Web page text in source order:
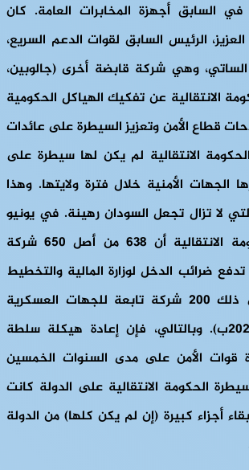
السابق أجهزة المخابرات العامة. كان
الرئيس السابق لقوات الدعم السريع،
وهي شركة قابضة أخرى (جالوبين،
الانتقالية عن تفكيك الهياكل الحكومية
قطاع الأمن وتعزيز السيطرة على عائدات
الانتقالية لم يكن لها سيطرة على
الجهات الأمنية خلال فترة ولايتها. وهذا
لا تزال تجعل السودان رهينة. في يونيو
2020، ذكرت الحكومة الانتقالية أن 638 من أصل 650 شركة
ضرائب الدخل لوزارة المالية والتخطيط
الاقتصادي، بما في ذلك 200 شركة تابعة للجهات العسكرية
(سودان تريبيون، 2021ب). وبالتالي، فإن إعادة هيكلة سلطة
قوات الأمن على مدى السنوات الخمسين
الحكومة الانتقالية على الدولة كانت
أجزاء كبيرة (إن لم يكن كلها) من الدولة